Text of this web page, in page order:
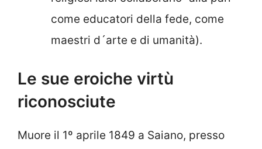
come educatori della fede, come
maestri d´arte e di umanità).
Le sue eroiche virtù
riconosciute
Muore il 1º aprile 1849 a Saiano, presso